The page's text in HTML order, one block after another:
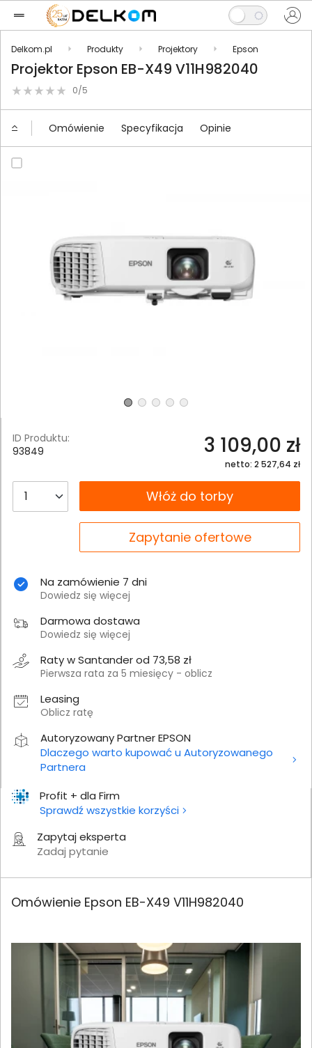
Delkom.pl Produkty Projektory Epson
Projektor Epson EB-X49 V11H982040
0/5
Omówienie Specyfikacja Opinie
Profit + dla Firm
Sprawdź wszystkie korzyści
Zapytaj eksperta
Zadaj pytanie
ID Produktu:
93849
3 109,00 zł
netto: 2 527,64 zł
__B2C.PRODUCT.QUANTITYWłóż do torby
Zapytanie ofertowe
Na zamówienie 7 dni
Dowiedz się więcej
Darmowa dostawa
Dowiedz się więcej
Raty w Santander od 73,58 zł
Pierwsza rata za 5 miesięcy - oblicz
Leasing
Oblicz ratę
Autoryzowany Partner EPSON
Dlaczego warto kupować u Autoryzowanego
Partnera
Omówienie Epson EB-X49 V11H982040